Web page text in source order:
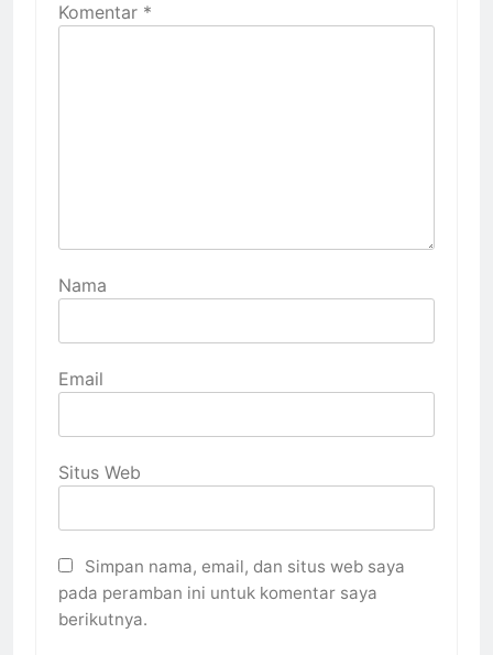
Komentar *
Nama
Email
Situs Web
Simpan nama, email, dan situs web saya
pada peramban ini untuk komentar saya
berikutnya.